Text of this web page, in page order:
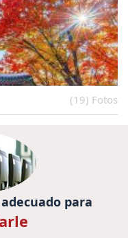
(19) Fotos
para